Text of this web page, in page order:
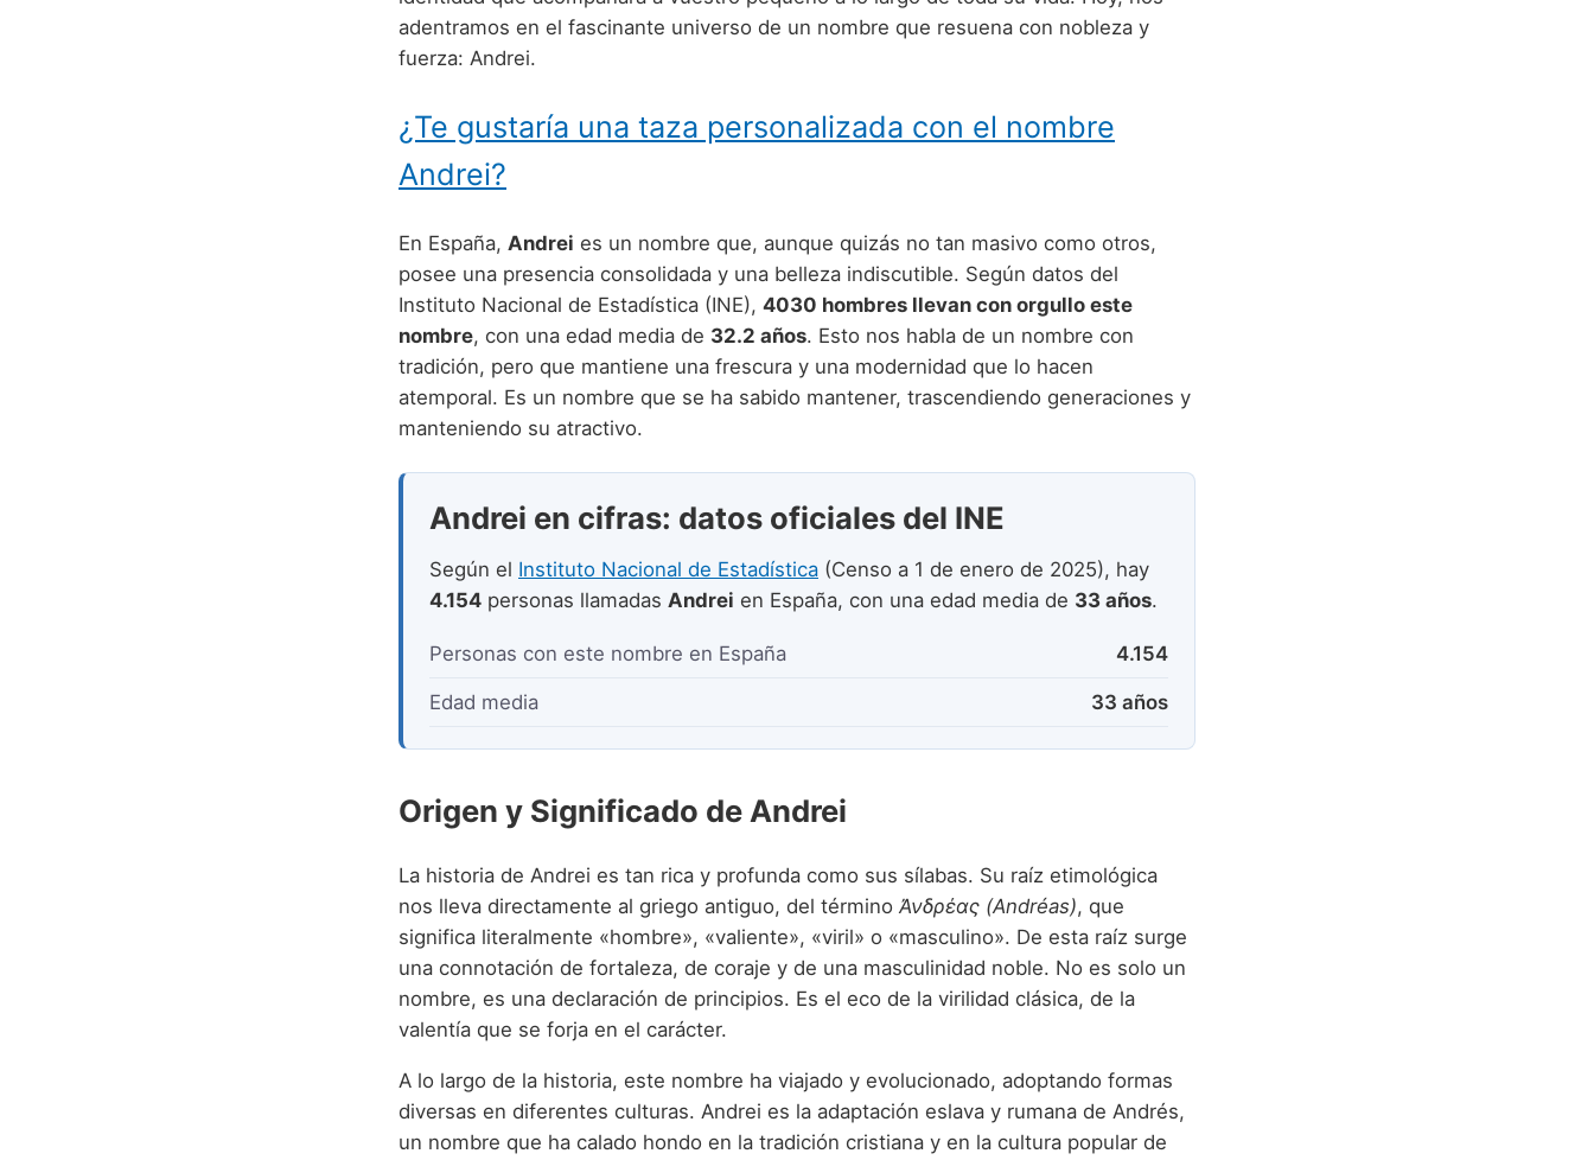
adentramos en el fascinante universo de un nombre que resuena con nobleza y
fuerza: Andrei.
¿Te gustaría una taza personalizada con el nombre
Andrei?
En España, Andrei es un nombre que, aunque quizás no tan masivo como otros,
posee una presencia consolidada y una belleza indiscutible. Según datos del
Instituto Nacional de Estadística (INE), 4030 hombres llevan con orgullo este
nombre, con una edad media de 32.2 años. Esto nos habla de un nombre con
tradición, pero que mantiene una frescura y una modernidad que lo hacen
atemporal. Es un nombre que se ha sabido mantener, trascendiendo generaciones y
manteniendo su atractivo.
Andrei en cifras: datos oficiales del INE
Según el Instituto Nacional de Estadística (Censo a 1 de enero de 2025), hay
4.154 personas llamadas Andrei en España, con una edad media de 33 años.
Personas con este nombre en España 4.154
Edad media 33 años
Origen y Significado de Andrei
La historia de Andrei es tan rica y profunda como sus sílabas. Su raíz etimológica
nos lleva directamente al griego antiguo, del término Ἀνδρέας (Andréas), que
significa literalmente «hombre», «valiente», «viril» o «masculino». De esta raíz surge
una connotación de fortaleza, de coraje y de una masculinidad noble. No es solo un
nombre, es una declaración de principios. Es el eco de la virilidad clásica, de la
valentía que se forja en el carácter.
A lo largo de la historia, este nombre ha viajado y evolucionado, adoptando formas
diversas en diferentes culturas. Andrei es la adaptación eslava y rumana de Andrés,
un nombre que ha calado hondo en la tradición cristiana y en la cultura popular de